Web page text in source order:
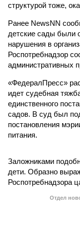
структурой тоже,
Ранее NewsNN
детские сады были
нарушения в
Роспотребнадзор
административных
«ФедералПресс»
идет судебная
единственного
садов. В суд был
постановления
питания.
Заложниками
дети. Образно
Роспотребнадзора
Отдел